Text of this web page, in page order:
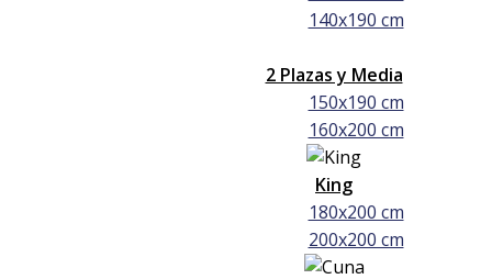
140x190 cm
2 Plazas y Media
150x190 cm
160x200 cm
King
180x200 cm
200x200 cm